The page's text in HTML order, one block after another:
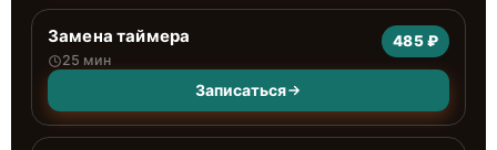
Замена таймера
25 мин
485 ₽
Записаться